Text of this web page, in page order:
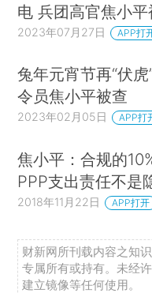
电 兵团高官焦小平
2023年07月27日 APP打
兔年元宵节再“伏虎
令员焦小平被查
2023年02月05日 APP打
焦小平：合规的
PPP支出责任不是
2018年11月22日 APP打开
财新网所刊载内容之知
专属所有或持有。未经
建立镜像等任何使用。